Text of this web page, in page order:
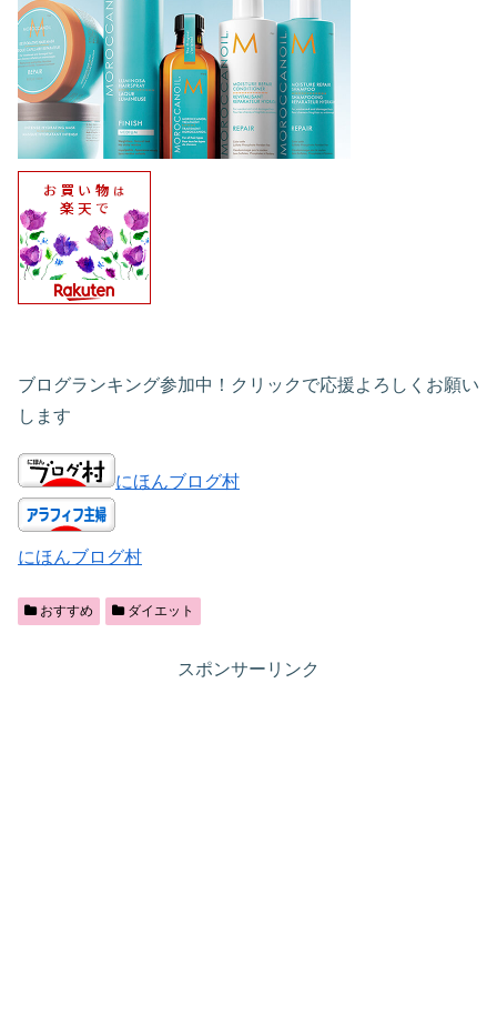
ブログランキング参加中！クリックで応援よろしくお願い
します
にほんブログ村
にほんブログ村
おすすめ ダイエット
スポンサーリンク